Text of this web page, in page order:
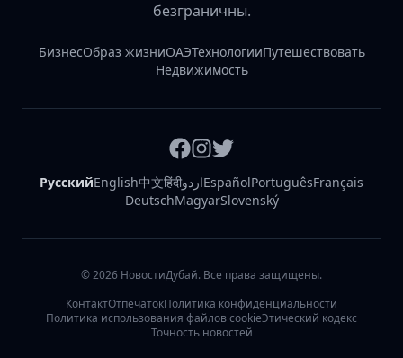
безграничны.
БизнесОбраз жизниОАЭТехнологииПутешествовать
Недвижимость
РусскийEnglish中文हिंदीاردوEspañolPortuguêsFrançais
DeutschMagyarSlovenský
©2026 НовостиДубай. Все права защищены.
КонтактОтпечатокПолитика конфиденциальности
Политика использования файлов cookieЭтический кодекс
Точность новостей